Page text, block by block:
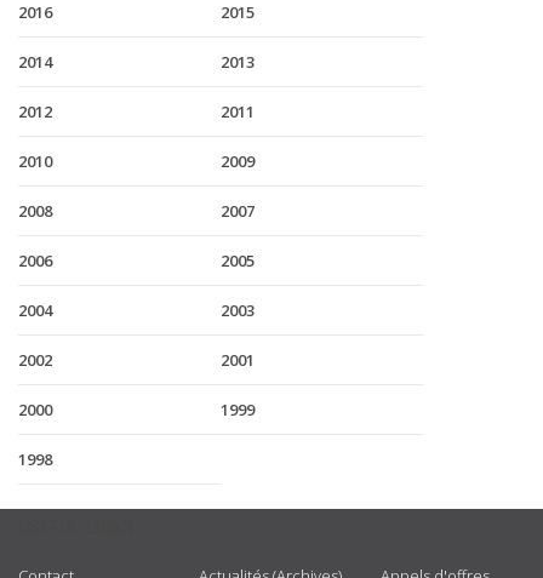
2016 2015
2014 2013
2012 2011
2010 2009
2008 2007
2006 2005
2004 2003
2002 2001
2000 1999
1998